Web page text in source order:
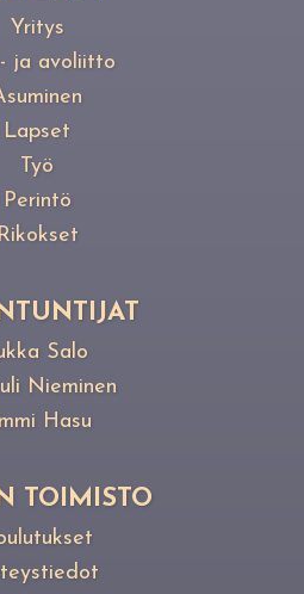
Yritys
ja avoliitto
Lapset
Työ
Perintö
Rikokset
Salo
Nieminen
Hasu
TOIMISTO